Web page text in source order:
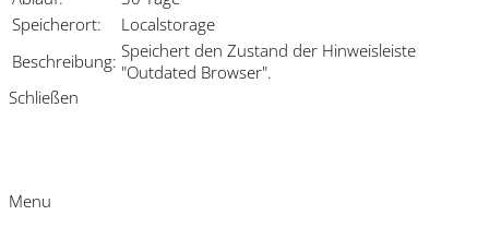
Speicherort:
Localstorage
Beschreibung: Speichert den Zustand der Hinweisleiste
"Outdated Browser".
Schließen
Menu